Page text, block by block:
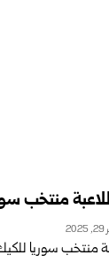
منتخب